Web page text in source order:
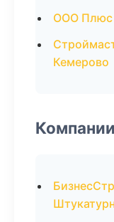
ООО Плюс
Кемерово